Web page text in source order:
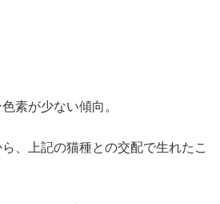
素が少ない傾向。
、上記の猫種との交配で生れたこ